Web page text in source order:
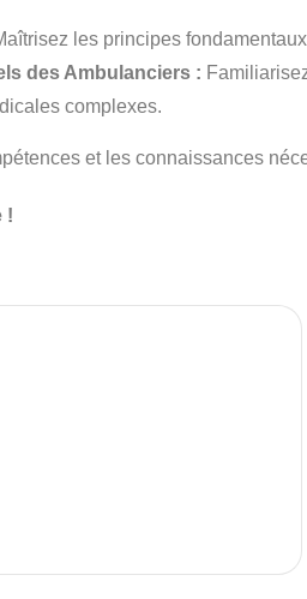
les principes
des Ambulanciers :
complexes.
et les connaissances
!